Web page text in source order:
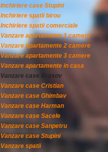
Inchiriere case Stupini
Inchiriere spatii birou
Inchiriere spatii comerciale
Vanzare apartamente 1 camere
Vanzare apartamente 2 camere
Vanzare apartamente 3 camere
Vanzare apartamente in casa
Vanzare case Brasov
Vanzare case Cristian
Vanzare case Ghimbav
Vanzare case Harman
Vanzare case Sacele
Vanzare case Sanpetru
Vanzare case Stupini
Vanzare spatii